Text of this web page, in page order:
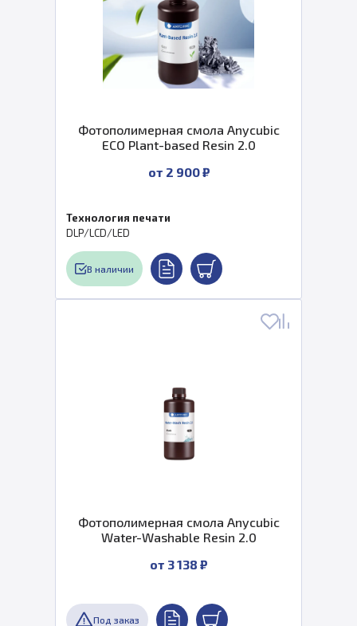
Фотополимерная смола Anycubic
ECO Plant-based Resin 2.0
от 2 900 ₽
Технология печати
DLP/LCD/LED
В наличии
Фотополимерная смола Anycubic
Water-Washable Resin 2.0
от 3 138 ₽
Под заказ